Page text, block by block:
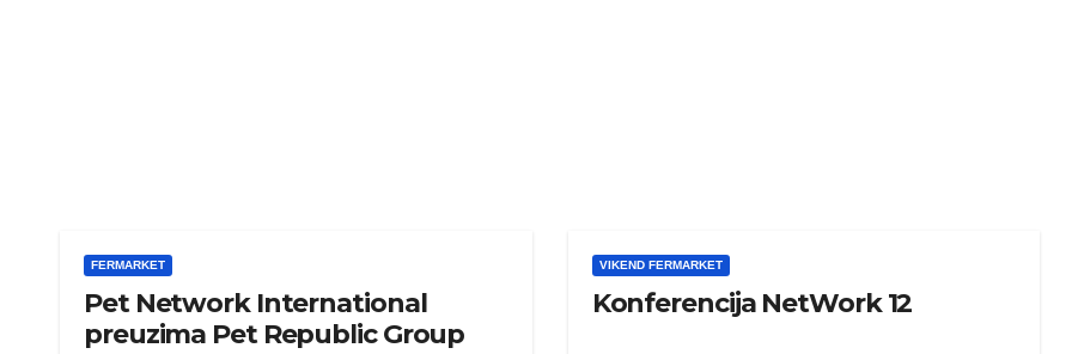
FERMARKET
Pet Network International
preuzima Pet Republic Group
VIKEND FERMARKET
Konferencija NetWork 12